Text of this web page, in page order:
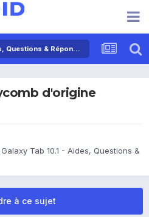
Samsung Galaxy Tab 10.1 - Aides, Questions & Réponses
d'origine
Tab 10.1 - Aides, Questions &
à ce sujet